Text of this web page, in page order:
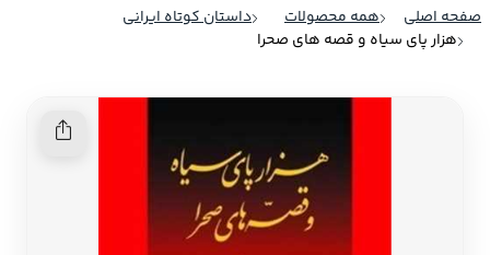
روانشناسی
تاریخ و سیاست
ادبیات آمریکا
ادبیات ایتالیا
ادبیات روسیه
ادبیات آمریکای لاتین
صفحه اصلی همه محصولات
داستان کوتاه ایرانی
هزار پای سیاه و قصه های صحرا